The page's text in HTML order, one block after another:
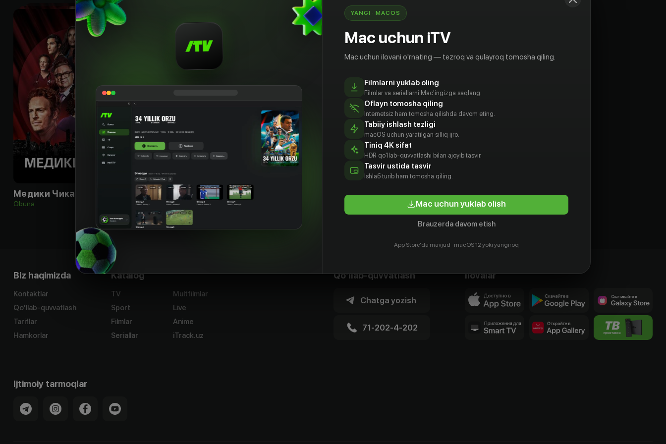
Медики Чикаго
Obuna
Правосудие Чикаго
Bepul
Biz haqimizda
Kontaktlar
Qo'llab-quvvatlash
Tariflar
Hamkorlar
Katalog
TV
Sport
Filmlar
Seriallar
Multfilmlar
Live
Anime
iTrack.uz
Qo'llab-quvvatlash
Chatga yozish
71-202-4-202
Ilovalar
Ijtimoiy tarmoqlar
YANGI · MACOS
Mac uchun iTV
Mac uchun ilovani o'rnating — tezroq va qulayroq tomosha qiling.
Filmlarni yuklab oling
Filmlar va seriallarni Mac'ingizga saqlang.
Oflayn tomosha qiling
Internetsiz ham tomosha qilishda davom eting.
Tabiiy ishlash tezligi
macOS uchun yaratilgan silliq ijro.
Tiniq 4K sifat
HDR qo'llab-quvvatlashi bilan ajoyib tasvir.
Tasvir ustida tasvir
Ishlаб turib ham tomosha qiling.
Mac uchun yuklab olish
Brauzerda davom etish
App Store'da mavjud · macOS 12 yoki yangiroq